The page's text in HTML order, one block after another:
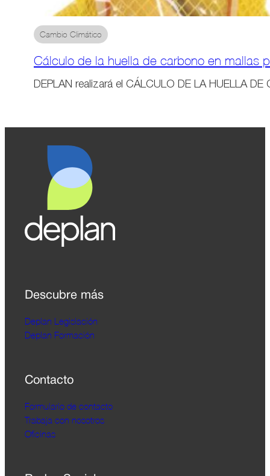
Cambio Climático
Cálculo de la huella de carbono en mallas
DEPLAN realizará el CÁLCULO DE LA HUELLA
Descubre más
Deplan Legislación
Deplan Formación
Contacto
Formulario de contacto
Trabaja con nosotros
Oficinas